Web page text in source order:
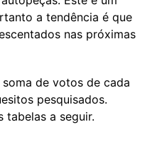
a tendência é que
nas próximas
de votos de cada
pesquisados.
tabelas a seguir.